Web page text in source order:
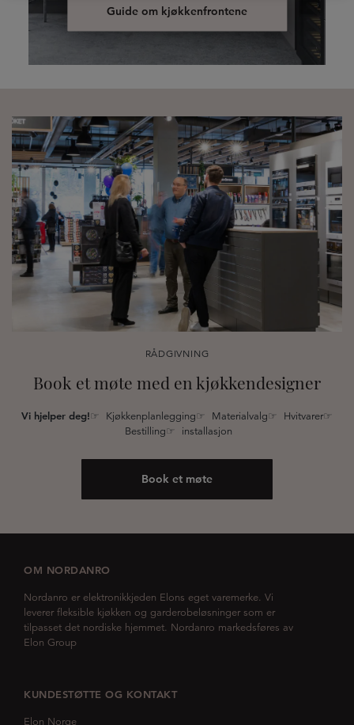
Guide om kjøkkenfrontene
RÅDGIVNING
Book et møte med en kjøkkendesigner
Vi hjelper deg!☞ Kjøkkenplanlegging☞ Materialvalg☞ Hvitvarer☞
Bestilling☞ installasjon
Book et møte
OM NORDANRO
Nordanro er elektronikkjeden Elons eget varemerke. Vi
leverer fleksible kjøkken og garderobeløsninger som er
tilpasset det nordiske hjemmet. Nordanro markedsføres av
Elon Group
KUNDESTØTTE OG KONTAKT
Elon Norge